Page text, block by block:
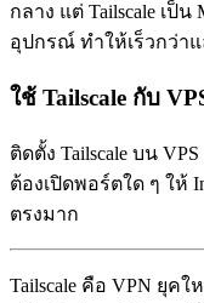
กลาง แต่ Tailscale เป็
อุปกรณ์ ทำให้เร็วกว่าแ
ใช้ Tailscale กับ
ติดตั้ง Tailscale บน
ต้องเปิดพอร์ตใด ๆ ให้
ตรงมาก
Tailscale คือ VPN ยุค